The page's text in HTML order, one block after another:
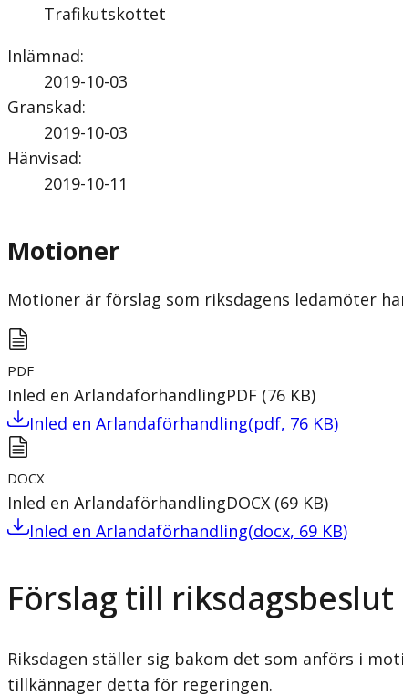
Trafikutskottet
Inlämnad:
2019-10-03
Granskad:
2019-10-03
Hänvisad:
2019-10-11
Motioner
Motioner är förslag som riksdagens ledamöter
PDF
Inled en ArlandaförhandlingPDF (76 KB)
Inled en Arlandaförhandling(pdf, 76 KB)
DOCX
Inled en ArlandaförhandlingDOCX (69 KB)
Inled en Arlandaförhandling(docx, 69 KB)
Förslag till riksdagsbeslut
Riksdagen ställer sig bakom det som anförs i
tillkännager detta för regeringen.